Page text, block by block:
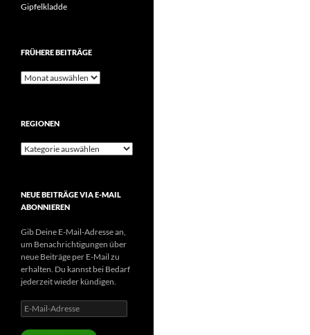
Gipfelkladde
FRÜHERE BEITRÄGE
Frühere
REGIONEN
Regionen
NEUE BEITRÄGE VIA E-MAIL
ABONNIEREN
Gib Deine E-Mail-Adresse an,
um Benachrichtigungen über
neue Beiträge per E-Mail zu
erhalten. Du kannst bei Bedarf
jederzeit wieder kündigen.
E-
Mail-
Adresse